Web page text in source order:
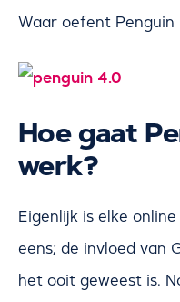
Waar oefent Penguin
Hoe gaat
werk?
Eigenlijk is elke
eens; de invloed van
het ooit geweest is.